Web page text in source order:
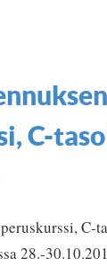
C-
C-
28.-